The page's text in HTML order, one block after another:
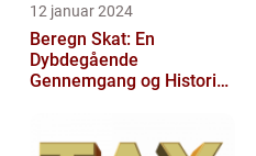
12 januar 2024
Beregn Skat: En
Dybdegående
Gennemgang og Historisk